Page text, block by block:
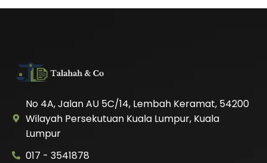
No 4A, Jalan AU 5C/14, Lembah Keramat, 54200
Wilayah Persekutuan Kuala Lumpur, Kuala
Lumpur
017 - 3541878